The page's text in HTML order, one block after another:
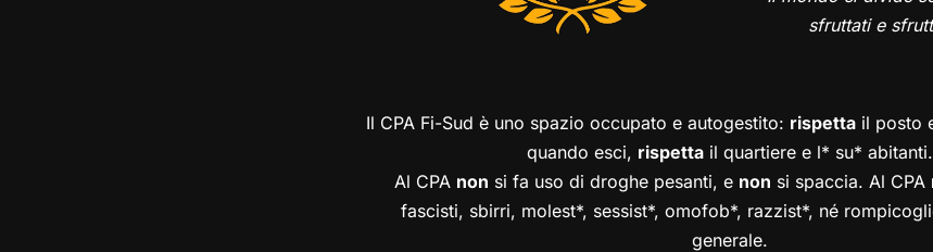
sfruttati e
Il CPA Fi-Sud è uno spazio occupato e autogestito: rispettail posto
quando esci, rispetta il quartiere e l* su* abitanti.
Al CPA non si fa uso di droghe pesanti, e non si spaccia. Al CPA
fascisti, sbirri, molest*, sessist*, omofob*, razzist*, né
generale.